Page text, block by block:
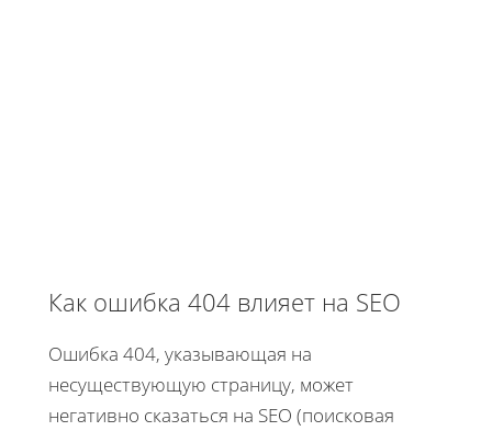
Как ошибка 404 влияет на SEO
Ошибка 404, указывающая на
несуществующую страницу, может
негативно сказаться на SEO (поисковая